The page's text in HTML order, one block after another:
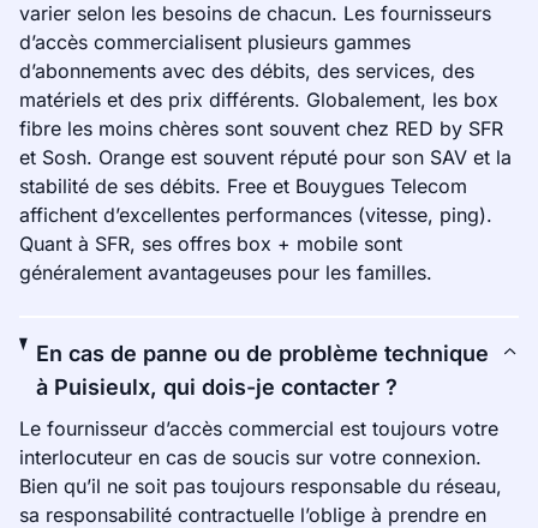
varier selon les besoins de chacun. Les fournisseurs
d’accès commercialisent plusieurs gammes
d’abonnements avec des débits, des services, des
matériels et des prix différents. Globalement, les box
fibre les moins chères sont souvent chez RED by SFR
et Sosh. Orange est souvent réputé pour son SAV et la
stabilité de ses débits. Free et Bouygues Telecom
affichent d’excellentes performances (vitesse, ping).
Quant à SFR, ses offres box + mobile sont
généralement avantageuses pour les familles.
En cas de panne ou de problème technique
à Puisieulx, qui dois-je contacter ?
Le fournisseur d’accès commercial est toujours votre
interlocuteur en cas de soucis sur votre connexion.
Bien qu’il ne soit pas toujours responsable du réseau,
sa responsabilité contractuelle l’oblige à prendre en